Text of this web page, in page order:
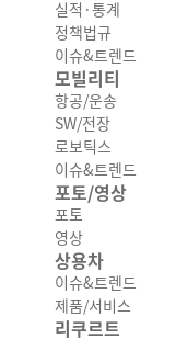
실적·통계
정책법규
이슈&트렌드
모빌리티
항공/운송
SW/전장
로보틱스
이슈&트렌드
포토/영상
포토
영상
상용차
이슈&트렌드
제품/서비스
리쿠르트